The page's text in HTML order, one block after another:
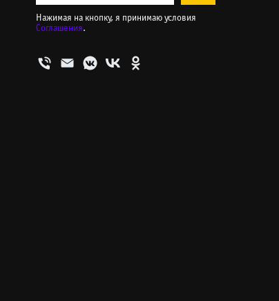
Нажимая на кнопку, я принимаю условия
Соглашения.